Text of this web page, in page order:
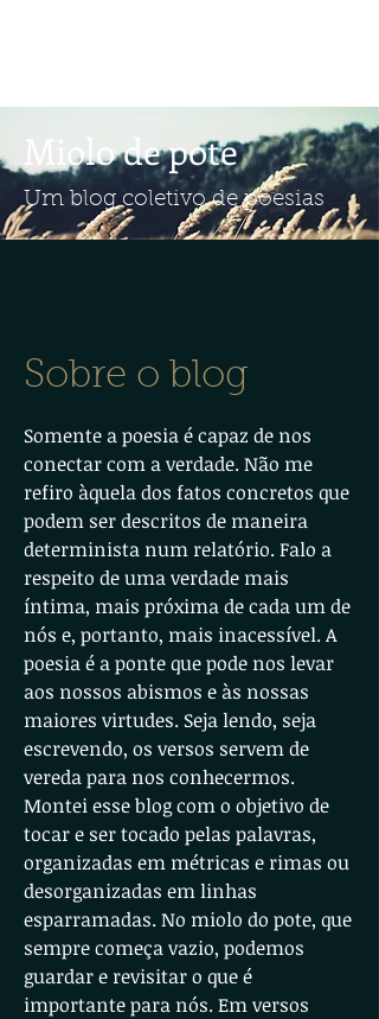
Sobre o blog
Somente a poesia é capaz de nos
conectar com a verdade. Não me
refiro àquela dos fatos concretos que
podem ser descritos de maneira
determinista num relatório. Falo a
respeito de uma verdade mais
íntima, mais próxima de cada um de
nós e, portanto, mais inacessível. A
poesia é a ponte que pode nos levar
aos nossos abismos e às nossas
maiores virtudes. Seja lendo, seja
escrevendo, os versos servem de
vereda para nos conhecermos.
Montei esse blog com o objetivo de
tocar e ser tocado pelas palavras,
organizadas em métricas e rimas ou
desorganizadas em linhas
esparramadas. No miolo do pote, que
sempre começa vazio, podemos
guardar e revisitar o que é
importante para nós. Em versos
Miolo de pote
Um blog coletivo de poesias